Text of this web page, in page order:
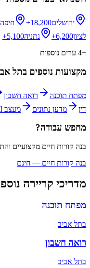
ירושלים18,200+ חיפה
לציון6,200+ נתניה5,100+
+
4 ערים נוספות
מקצועות נוספים בתל
מפתח תוכנה רואה חשבון
דין
מדען נתונים מעצב UX/UI
מחפש עבודה?
בנה קורות חיים מקצועיים
בנה קורות חיים — חינם
מדריכי קריירה
מפתח תוכנה
בתל אביב
רואה חשבון
בתל אביב